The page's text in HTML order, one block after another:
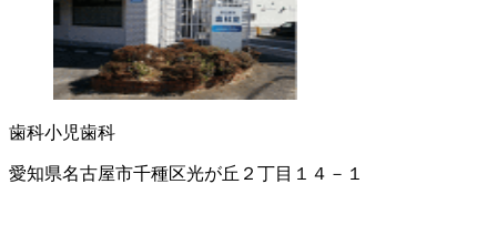
歯科小児歯科
愛知県名古屋市千種区光が丘２丁目１４－１